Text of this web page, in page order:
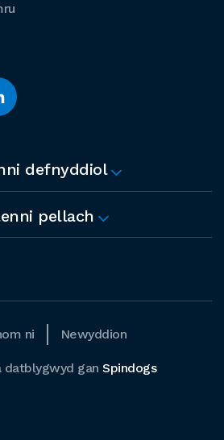
defnyddiol
pellach
ni Newyddion
datblygwyd ganSpindogs